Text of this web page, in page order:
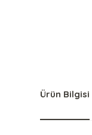
Ürün Bilgisi